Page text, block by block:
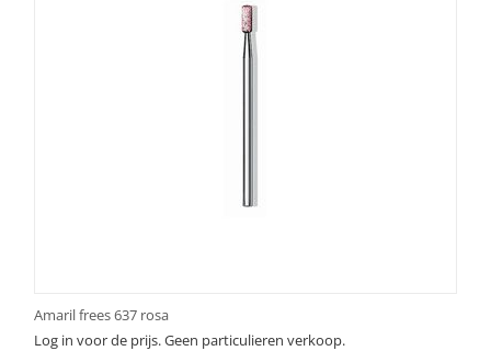
Amaril frees 637 rosa
Log in voor de prijs. Geen particulieren verkoop.